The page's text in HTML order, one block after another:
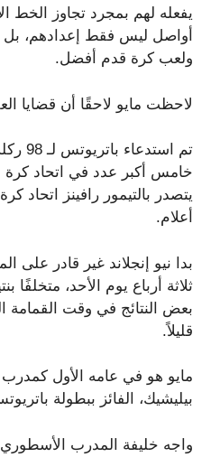
يفعله لهم بمجرد تجاوز الخط
أواصل ليس فقط إعدادهم، بل
ولعب كرة قدم أفضل.
لاحظت مايو لاحقًا أن قضايا
تم
خامس أكبر عدد في اتحاد كرة
أعلام.
بدا نيو إنجلاند غير قادر على
بعض النتائج في وقت القمامة
قليلاً.
مايو هو في عامه الأول
بيليشيك، الفائز ببطولة
واجه خليفة المدرب